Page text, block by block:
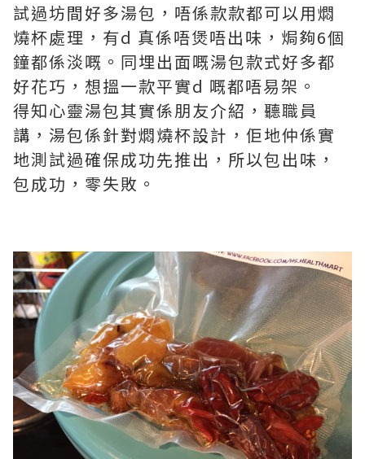
試過坊間好多湯包，唔係款款都可以用燜
燒杯處理，有d 真係唔煲唔出味，焗夠6個
鐘都係淡嘅。同埋出面嘅湯包款式好多都
好花巧，想搵一款平實d 嘅都唔易架。
得知心靈湯包其實係朋友介紹，聽職員
講，湯包係針對燜燒杯設計，佢地仲係實
地測試過確保成功先推出，所以包出味，
包成功，零失敗。